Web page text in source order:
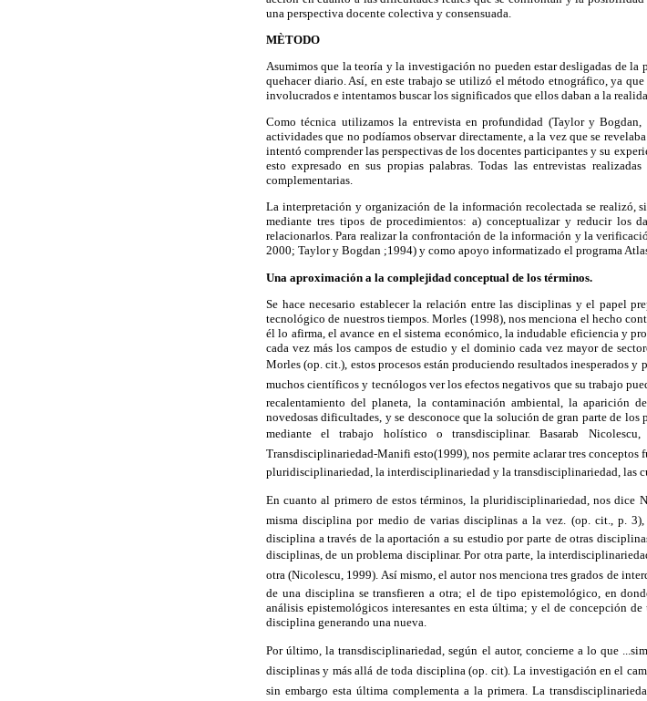
una perspectiva docente colectiva y consensuada.
MÈTODO
Asumimos que la teoría y la investigación no pueden estar desligadas de
quehacer diario. Así, en este trabajo se utilizó el método etnográfico, ya
involucrados e intentamos buscar los significados que ellos daban a la
Como técnica utilizamos la entrevista en profundidad (Taylor y
actividades que no podíamos observar directamente, a la vez que se
intentó comprender las perspectivas de los docentes participantes y su
esto expresado en sus propias palabras. Todas las entrevistas
complementarias.
La interpretación y organización de la información recolectada se realizó,
mediante tres tipos de procedimientos: a) conceptualizar y reducir los
relacionarlos. Para realizar la confrontación de la información y la
2000; Taylor y Bogdan ;1994) y como apoyo informatizado el programa
Una aproximación a la complejidad conceptual de los términos.
Se hace necesario establecer la relación entre las disciplinas y el papel
tecnológico de nuestros tiempos. Morles (1998), nos menciona el hecho
él lo afirma, el avance en el sistema económico, la indudable eficiencia y
cada vez más los campos de estudio y el dominio cada vez mayor de
Morles (op. cit.), estos procesos están produciendo resultados inesperados y
muchos científicos y tecnólogos ver los efectos negativos que su trabajo
recalentamiento del planeta, la contaminación ambiental, la aparición
novedosas dificultades, y se desconoce que la solución de gran parte de
mediante el trabajo holístico o transdisciplinar. Basarab
Transdisciplinariedad-Manifi esto(1999), nos permite aclarar tres
pluridisciplinariedad, la interdisciplinariedad y la transdisciplinariedad, las
En cuanto al primero de estos términos, la pluridisciplinariedad, nos dice
misma disciplina por medio de varias disciplinas a la vez. (op. cit., p.
disciplina a través de la aportación a su estudio por parte de otras
disciplinas, de un problema disciplinar. Por otra parte, la
otra (Nicolescu, 1999). Así mismo, el autor nos menciona tres grados de
de una disciplina se transfieren a otra; el de tipo epistemológico, en
análisis epistemológicos interesantes en esta última; y el de concepción
disciplina generando una nueva.
Por último, la transdisciplinariedad, según el autor, concierne a lo que
disciplinas y más allá de toda disciplina (op. cit). La investigación en el
sin embargo esta última complementa a la primera. La